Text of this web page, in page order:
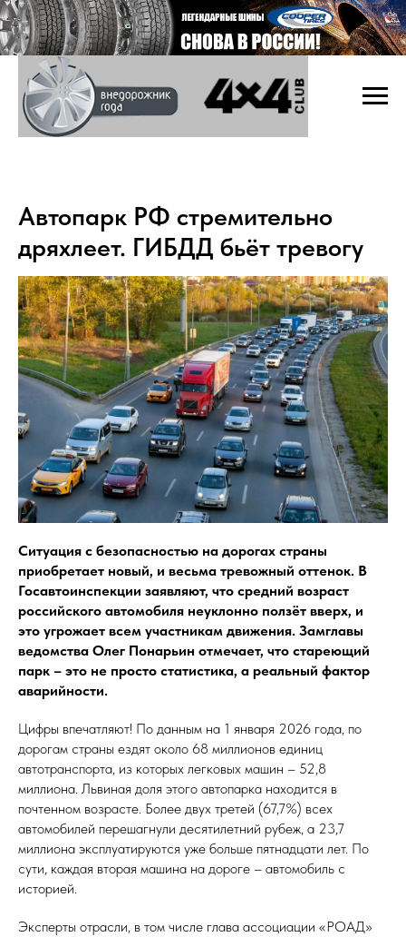
Автопарк РФ стремительно
дряхлеет. ГИБДД бьёт тревогу
Ситуация с безопасностью на дорогах страны
приобретает новый, и весьма тревожный оттенок. В
Госавтоинспекции заявляют, что средний возраст
российского автомобиля неуклонно ползёт вверх, и
это угрожает всем участникам движения. Замглавы
ведомства Олег Понарьин отмечает, что стареющий
парк – это не просто статистика, а реальный фактор
аварийности.
Цифры впечатляют! По данным на 1 января 2026 года, по
дорогам страны ездят около 68 миллионов единиц
автотранспорта, из которых легковых машин – 52,8
миллиона. Львиная доля этого автопарка находится в
почтенном возрасте. Более двух третей (67,7%) всех
автомобилей перешагнули десятилетний рубеж, а 23,7
миллиона эксплуатируются уже больше пятнадцати лет. По
сути, каждая вторая машина на дороге – автомобиль с
историей.
Эксперты отрасли, в том числе глава ассоциации «РОАД»